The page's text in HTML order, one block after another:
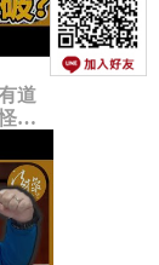
道
？